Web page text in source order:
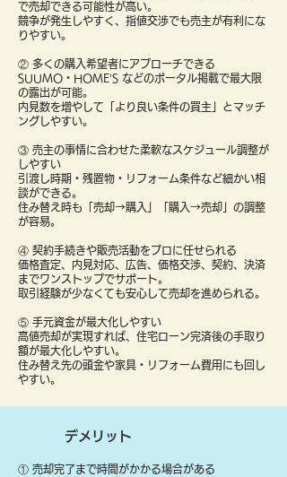
で売却できる可能性が高い。
競争が発生しやすく、指値交渉でも売主が有利にな
りやすい。
② 多くの購入希望者にアプローチできる
SUUMO・HOME’S などのポータル掲載で最大限
の露出が可能。
内見数を増やして「より良い条件の買主」とマッチ
ングしやすい。
③ 売主の事情に合わせた柔軟なスケジュール調整が
しやすい
引渡し時期・残置物・リフォーム条件など細かい相
談ができる。
住み替え時も「売却→購入」「購入→売却」の調整
が容易。
④ 契約手続きや販売活動をプロに任せられる
価格査定、内見対応、広告、価格交渉、契約、決済
までワンストップでサポート。
取引経験が少なくても安心して売却を進められる。
⑤ 手元資金が最大化しやすい
高値売却が実現すれば、住宅ローン完済後の手取り
額が最大化しやすい。
住み替え先の頭金や家具・リフォーム費用にも回し
やすい。
デメリット
① 売却完了まで時間がかかる場合がある